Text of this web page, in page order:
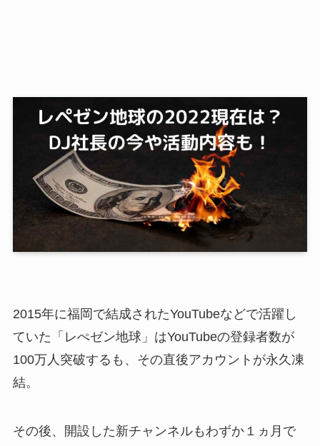
2015年に福岡で結成されたYouTubeなどで活躍し
ていた「レぺゼン地球」はYouTubeの登録者数が
100万人突破するも、その直後アカウントが永久凍
結。
その後、開設した新チャンネルもわずか１ヵ月で